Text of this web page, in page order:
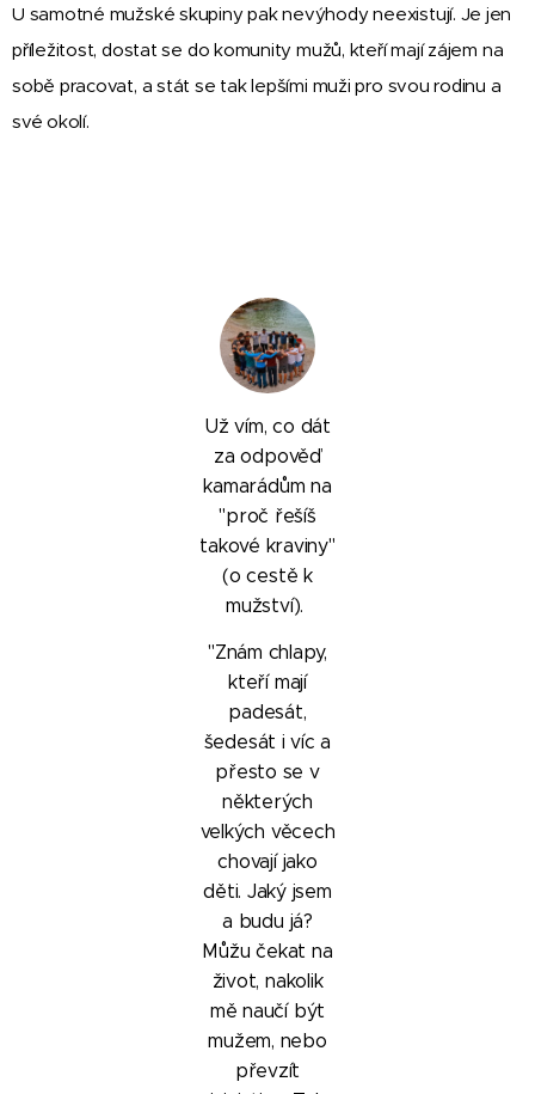
U samotné mužské skupiny pak nevýhody neexistují. Je jen
příležitost, dostat se do komunity mužů, kteří mají zájem na
sobě pracovat, a stát se tak lepšími muži pro svou rodinu a
své okolí.
Už vím, co dát
za odpověď
kamarádům na
"proč řešíš
takové kraviny"
(o cestě k
mužství).
"Znám chlapy,
kteří mají
padesát,
šedesát i víc a
přesto se v
některých
velkých věcech
chovají jako
děti. Jaký jsem
a budu já?
Můžu čekat na
život, nakolik
mě naučí být
mužem, nebo
převzít